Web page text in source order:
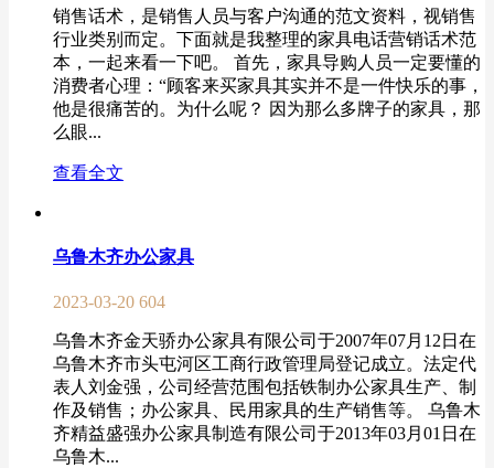
销售话术，是销售人员与客户沟通的范文资料，视销售
行业类别而定。下面就是我整理的家具电话营销话术范
本，一起来看一下吧。 首先，家具导购人员一定要懂的
消费者心理：“顾客来买家具其实并不是一件快乐的事，
他是很痛苦的。为什么呢？ 因为那么多牌子的家具，那
么眼...
查看全文
乌鲁木齐办公家具
2023-03-20 604
乌鲁木齐金天骄办公家具有限公司于2007年07月12日在
乌鲁木齐市头屯河区工商行政管理局登记成立。法定代
表人刘金强，公司经营范围包括铁制办公家具生产、制
作及销售；办公家具、民用家具的生产销售等。 乌鲁木
齐精益盛强办公家具制造有限公司于2013年03月01日在
乌鲁木...